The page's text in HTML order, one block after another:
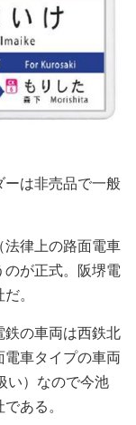
は非売品で一般
律上の路面電車
が正式。阪堺電
。
の車両は西鉄北
車タイプの車両
い）なので今池
ある。